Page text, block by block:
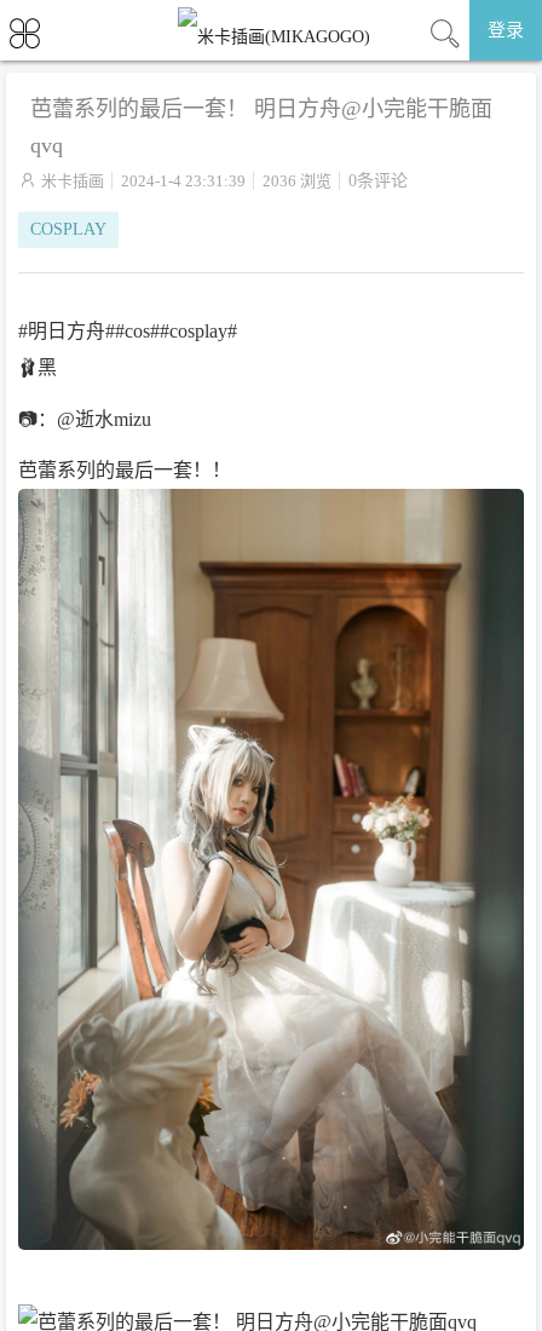
登录
芭蕾系列的最后一套！ 明日方舟@小完能干脆面
qvq
 米卡插画 2024-1-4 23:31:39 2036 浏览 0条评论
COSPLAY
#明日方舟##cos##cosplay#
🩰黑
📷：@逝水mizu
芭蕾系列的最后一套！！